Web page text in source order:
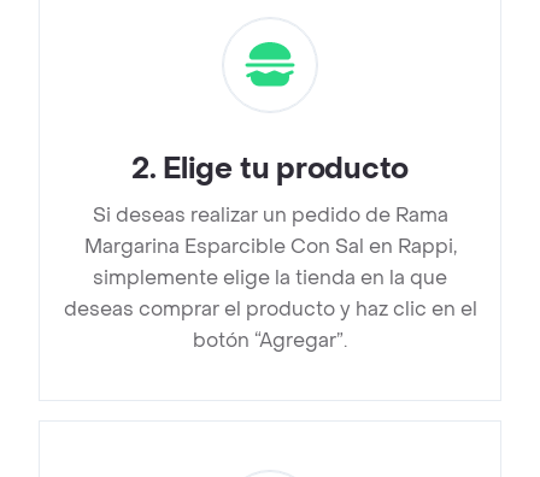
2. Elige tu producto
Si deseas realizar un pedido de Rama
Margarina Esparcible Con Sal en Rappi,
simplemente elige la tienda en la que
deseas comprar el producto y haz clic en el
botón “Agregar”.